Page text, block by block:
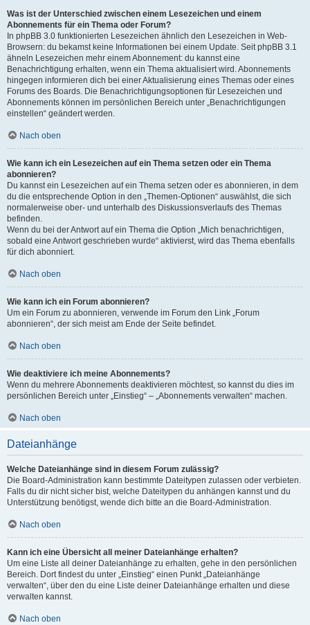
Was ist der Unterschied zwischen einem Lesezeichen und einem
Abonnements für ein Thema oder Forum?
In phpBB 3.0 funktionierten Lesezeichen ähnlich den Lesezeichen in Web-
Browsern: du bekamst keine Informationen bei einem Update. Seit phpBB 3.1
ähneln Lesezeichen mehr einem Abonnement: du kannst eine
Benachrichtigung erhalten, wenn ein Thema aktualisiert wird. Abonnements
hingegen informieren dich bei einer Aktualisierung eines Themas oder eines
Forums des Boards. Die Benachrichtigungsoptionen für Lesezeichen und
Abonnements können im persönlichen Bereich unter „Benachrichtigungen
einstellen“ geändert werden.
Nach oben
Wie kann ich ein Lesezeichen auf ein Thema setzen oder ein Thema
abonnieren?
Du kannst ein Lesezeichen auf ein Thema setzen oder es abonnieren, in dem
du die entsprechende Option in den „Themen-Optionen“ auswählst, die sich
normalerweise ober- und unterhalb des Diskussionsverlaufs des Themas
befinden.
Wenn du bei der Antwort auf ein Thema die Option „Mich benachrichtigen,
sobald eine Antwort geschrieben wurde“ aktivierst, wird das Thema ebenfalls
für dich abonniert.
Nach oben
Wie kann ich ein Forum abonnieren?
Um ein Forum zu abonnieren, verwende im Forum den Link „Forum
abonnieren“, der sich meist am Ende der Seite befindet.
Nach oben
Wie deaktiviere ich meine Abonnements?
Wenn du mehrere Abonnements deaktivieren möchtest, so kannst du dies im
persönlichen Bereich unter „Einstieg“ – „Abonnements verwalten“ machen.
Nach oben
Dateianhänge
Welche Dateianhänge sind in diesem Forum zulässig?
Die Board-Administration kann bestimmte Dateitypen zulassen oder verbieten.
Falls du dir nicht sicher bist, welche Dateitypen du anhängen kannst und du
Unterstützung benötigst, wende dich bitte an die Board-Administration.
Nach oben
Kann ich eine Übersicht all meiner Dateianhänge erhalten?
Um eine Liste all deiner Dateianhänge zu erhalten, gehe in den persönlichen
Bereich. Dort findest du unter „Einstieg“ einen Punkt „Dateianhänge
verwalten“, über den du eine Liste deiner Dateianhänge erhalten und diese
verwalten kannst.
Nach oben